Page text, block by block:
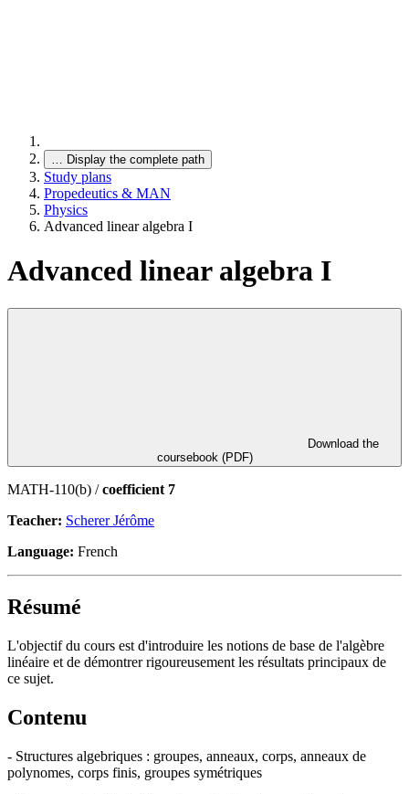
… Display the complete path
Study plans
Propedeutics & MAN
Physics
Advanced linear algebra I
Advanced linear algebra I
coursebook (PDF)
MATH-110(b) /coefficient 7
Teacher: Scherer Jérôme
Language: French
Résumé
L'objectif du cours est d'introduire les notions de base de l'algèbre
linéaire et de démontrer rigoureusement les résultats principaux de
ce sujet.
Contenu
- Structures algebriques : groupes, anneaux, corps, anneaux de
polynomes, corps finis, groupes symétriques